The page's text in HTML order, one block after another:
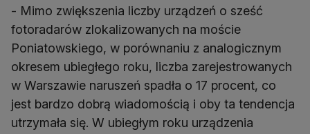
- Mimo zwiększenia liczby urządzeń o sześć
fotoradarów zlokalizowanych na moście
Poniatowskiego, w porównaniu z analogicznym
okresem ubiegłego roku, liczba zarejestrowanych
w Warszawie naruszeń spadła o 17 procent, co
jest bardzo dobrą wiadomością i oby ta tendencja
utrzymała się. W ubiegłym roku urządzenia